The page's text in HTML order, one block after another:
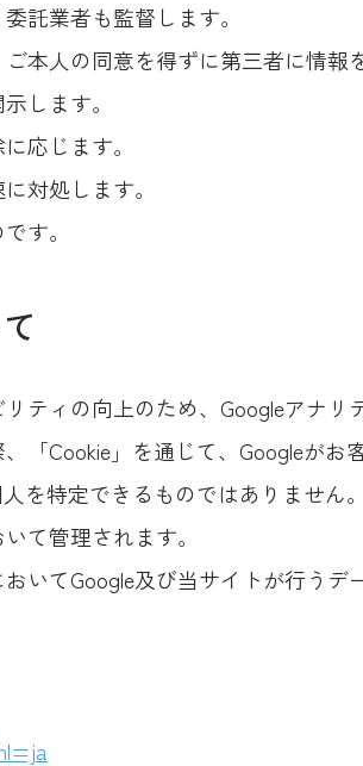
託業者も監督します。
本人の同意を得ずに第三者に情報
します。
応じます。
対処します。
す。
ティの向上のため、Googleアナ
「Cookie」を通じて、Googleがお
を特定できるものではありません。
て管理されます。
いてGoogle及び当サイトが行う